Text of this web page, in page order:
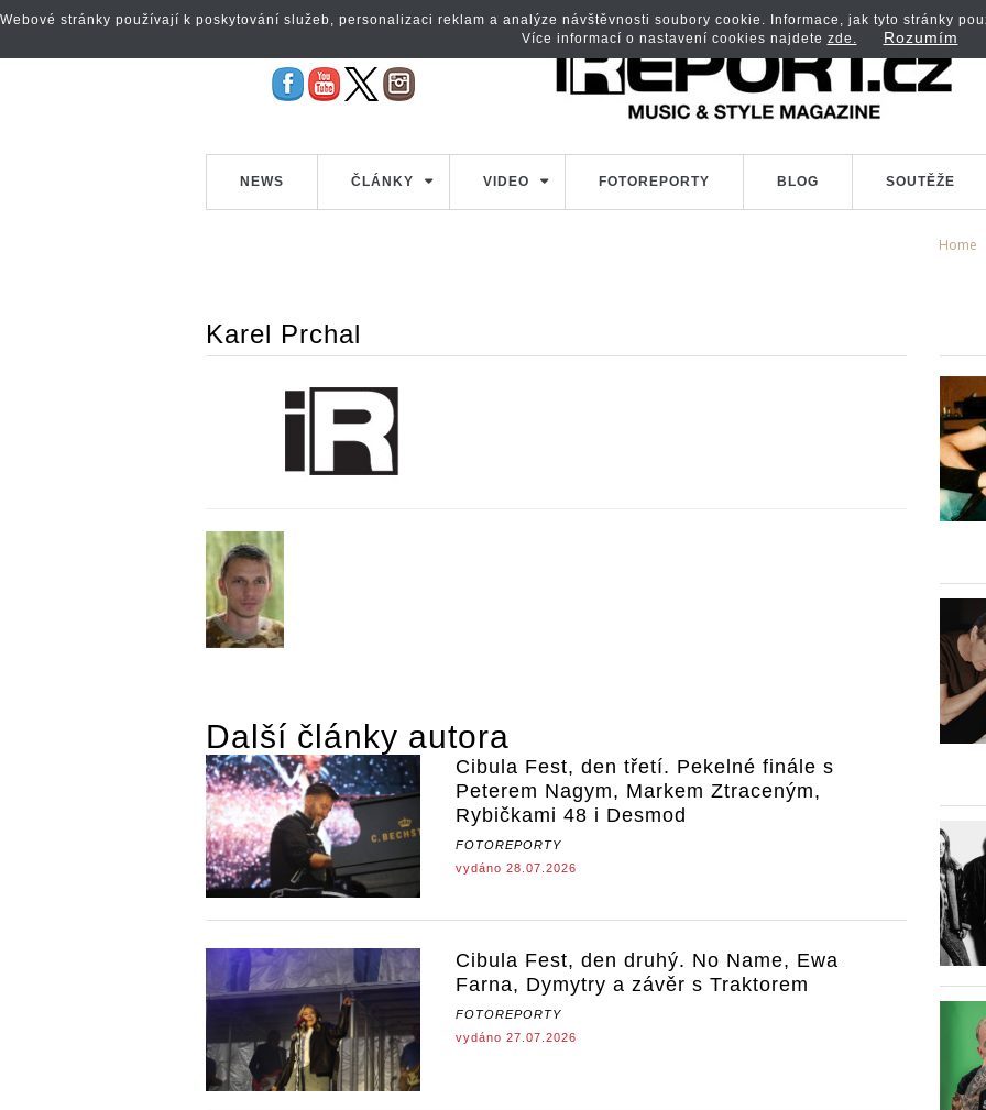
NEWS ČLÁNKY VIDEO FOTOREPORTY BLOG SOUTĚŽE
Home
Karel Prchal
Další články autora
Cibula Fest, den třetí. Pekelné finále s
Peterem Nagym, Markem Ztraceným,
Rybičkami 48 i Desmod
FOTOREPORTY
vydáno 28.07.2026
Cibula Fest, den druhý. No Name, Ewa
Farna, Dymytry a závěr s Traktorem
FOTOREPORTY
vydáno 27.07.2026
Webové stránky používají k poskytování služeb, personalizaci reklam a analýze návštěvnosti soubory cookie. Informace, jak tyto stránky
Více informací o nastavení cookies najdete zde. Rozumím